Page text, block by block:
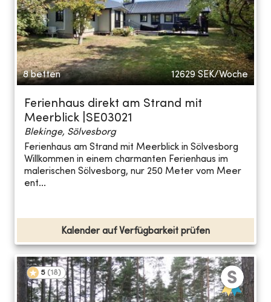
8 betten 12629 SEK/Woche
Ferienhaus direkt am Strand mit
Meerblick |SE03021
Blekinge, Sölvesborg
Ferienhaus am Strand mit Meerblick in Sölvesborg
Willkommen in einem charmanten Ferienhaus im
malerischen Sölvesborg, nur 250 Meter vom Meer
ent...
Kalender auf Verfügbarkeit prüfen
5 (18)